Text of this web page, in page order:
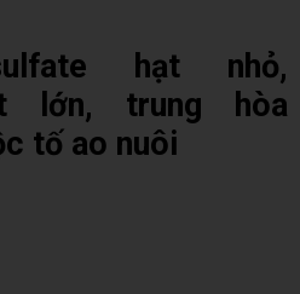
hạt nhỏ,
lớn, trung hòa
tố ao nuôi